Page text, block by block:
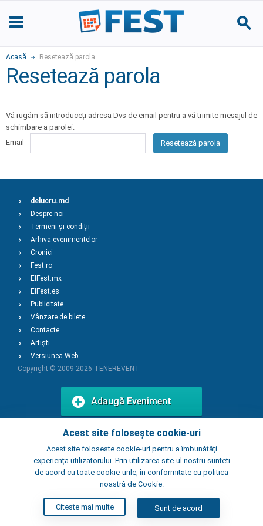
Acasă Resetează parola
Resetează parola
Vă rugăm să introduceți adresa Dvs de email pentru a vă trimite mesajul de
schimbare a parolei.
Email
Resetează parola
Acest site folosește cookie-uri
Acest site foloseste cookie-uri pentru a îmbunătăți
experiența utilizatorului. Prin utilizarea site-ul nostru sunteti
de acord cu toate cookie-urile, în conformitate cu politica
noastră de Cookie.
Citeste mai multe Sunt de acord
delucru.md
Despre noi
Termeni și condiții
Arhiva evenimentelor
Cronici
Fest.ro
ElFest.mx
ElFest.es
Publicitate
Vânzare de bilete
Contacte
Artiști
Versiunea Web
Copyright © 2009-2026 TENEREVENT
Adaugă Eveniment
Adaugă Local